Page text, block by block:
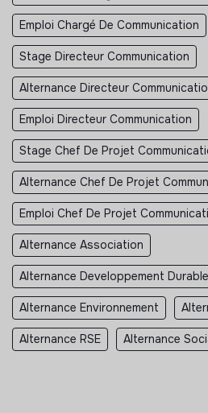
Emploi Chargé De Communication
Stage Directeur Communication
Alternance Directeur
Emploi Directeur Communication
Stage Chef De Projet
Alternance Chef De Projet
Emploi Chef De Projet
Alternance Association
Alternance Developpement Durable
Alternance Environnement
Alternance RSE Alternance